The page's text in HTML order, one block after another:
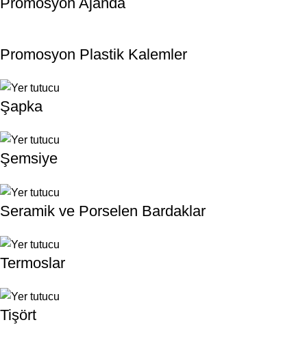
Promosyon Plastik Kalemler
Şapka
Şemsiye
Seramik ve Porselen Bardaklar
Termoslar
Tişört